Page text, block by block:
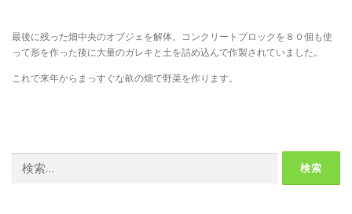
最後に残った畑中央のオブジェを解体。コンクリートブロックを８０個も使
って形を作った後に大量のガレキと土を詰め込んで作製されていました。
これで来年からまっすぐな畝の畑で野菜を作ります。
索: